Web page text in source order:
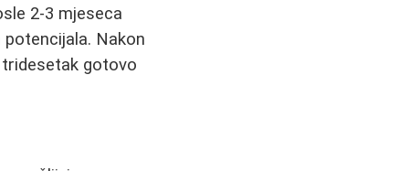
2-3 mjeseca
Nakon
tridesetak gotovo